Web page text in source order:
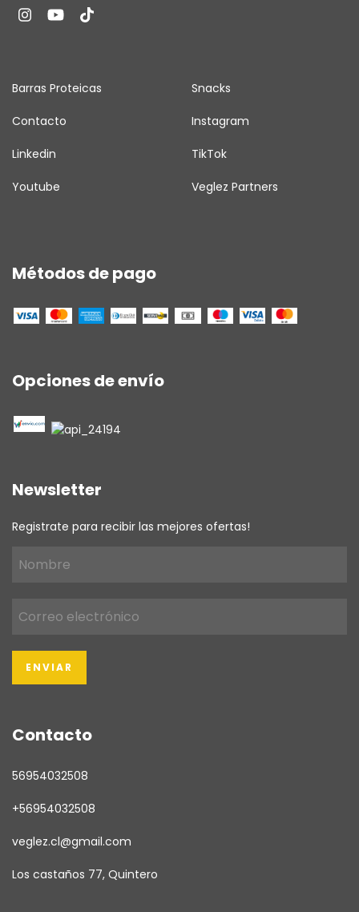
Barras Proteicas Snacks
Contacto Instagram
Linkedin TikTok
Youtube Veglez Partners
Métodos de pago
Opciones de envío
Newsletter
Registrate para recibir las mejores ofertas!
Contacto
56954032508
+56954032508
veglez.cl@gmail.com
Los castaños 77, Quintero